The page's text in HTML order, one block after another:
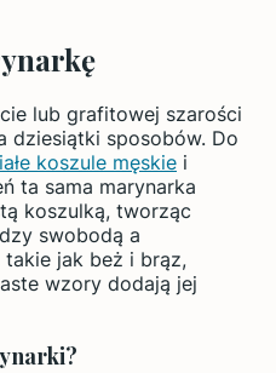
lub grafitowej szarości
dziesiątki sposobów. Do
koszule męskie i
ta sama marynarka
koszulką, tworząc
swobodą a
takie jak beż i brąz,
wzory dodają jej